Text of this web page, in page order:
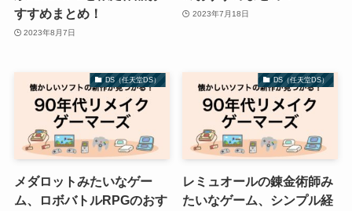
すすめまとめ！
2023年8月7日
2023年7月18日
DS（任天堂DS）
メダロットみたいなゲー
ム、ロボバトルRPGのおす
DS（任天堂DS）
レミュオールの錬金術師み
たいなゲーム、シンプル経